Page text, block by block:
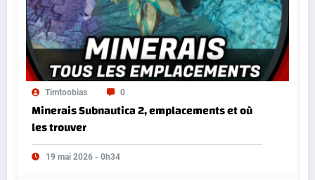
Timtoobias 0
Minerais Subnautica 2, emplacements et où
les trouver
19 mai 2026 - 0h34